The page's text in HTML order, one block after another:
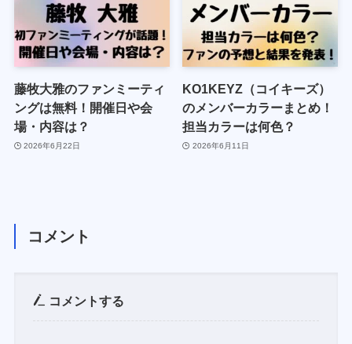
藤牧大雅のファンミーティ
ングは無料！開催日や会
場・内容は？
2026年6月22日
KO1KEYZ（コイキーズ）
のメンバーカラーまとめ！
担当カラーは何色？
2026年6月11日
コメント
コメントする